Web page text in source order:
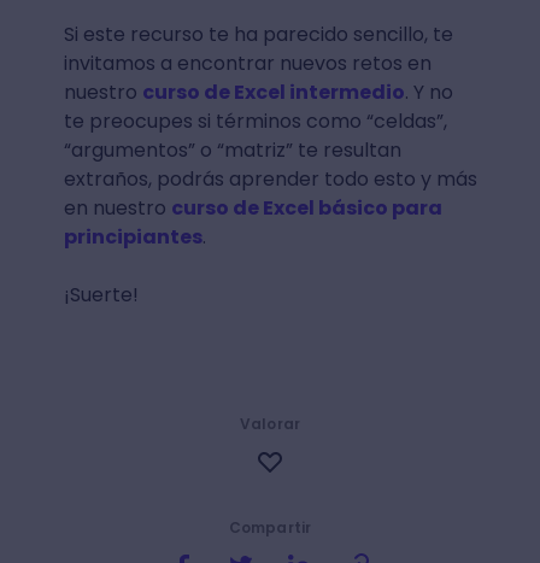
Si este recurso te ha parecido sencillo, te
invitamos a encontrar nuevos retos en
nuestro curso de Excel intermedio. Y no
te preocupes si términos como “celdas”,
“argumentos” o “matriz” te resultan
extraños, podrás aprender todo esto y más
en nuestro curso de Excel básico para
principiantes.
¡Suerte!
Compartir
Valorar